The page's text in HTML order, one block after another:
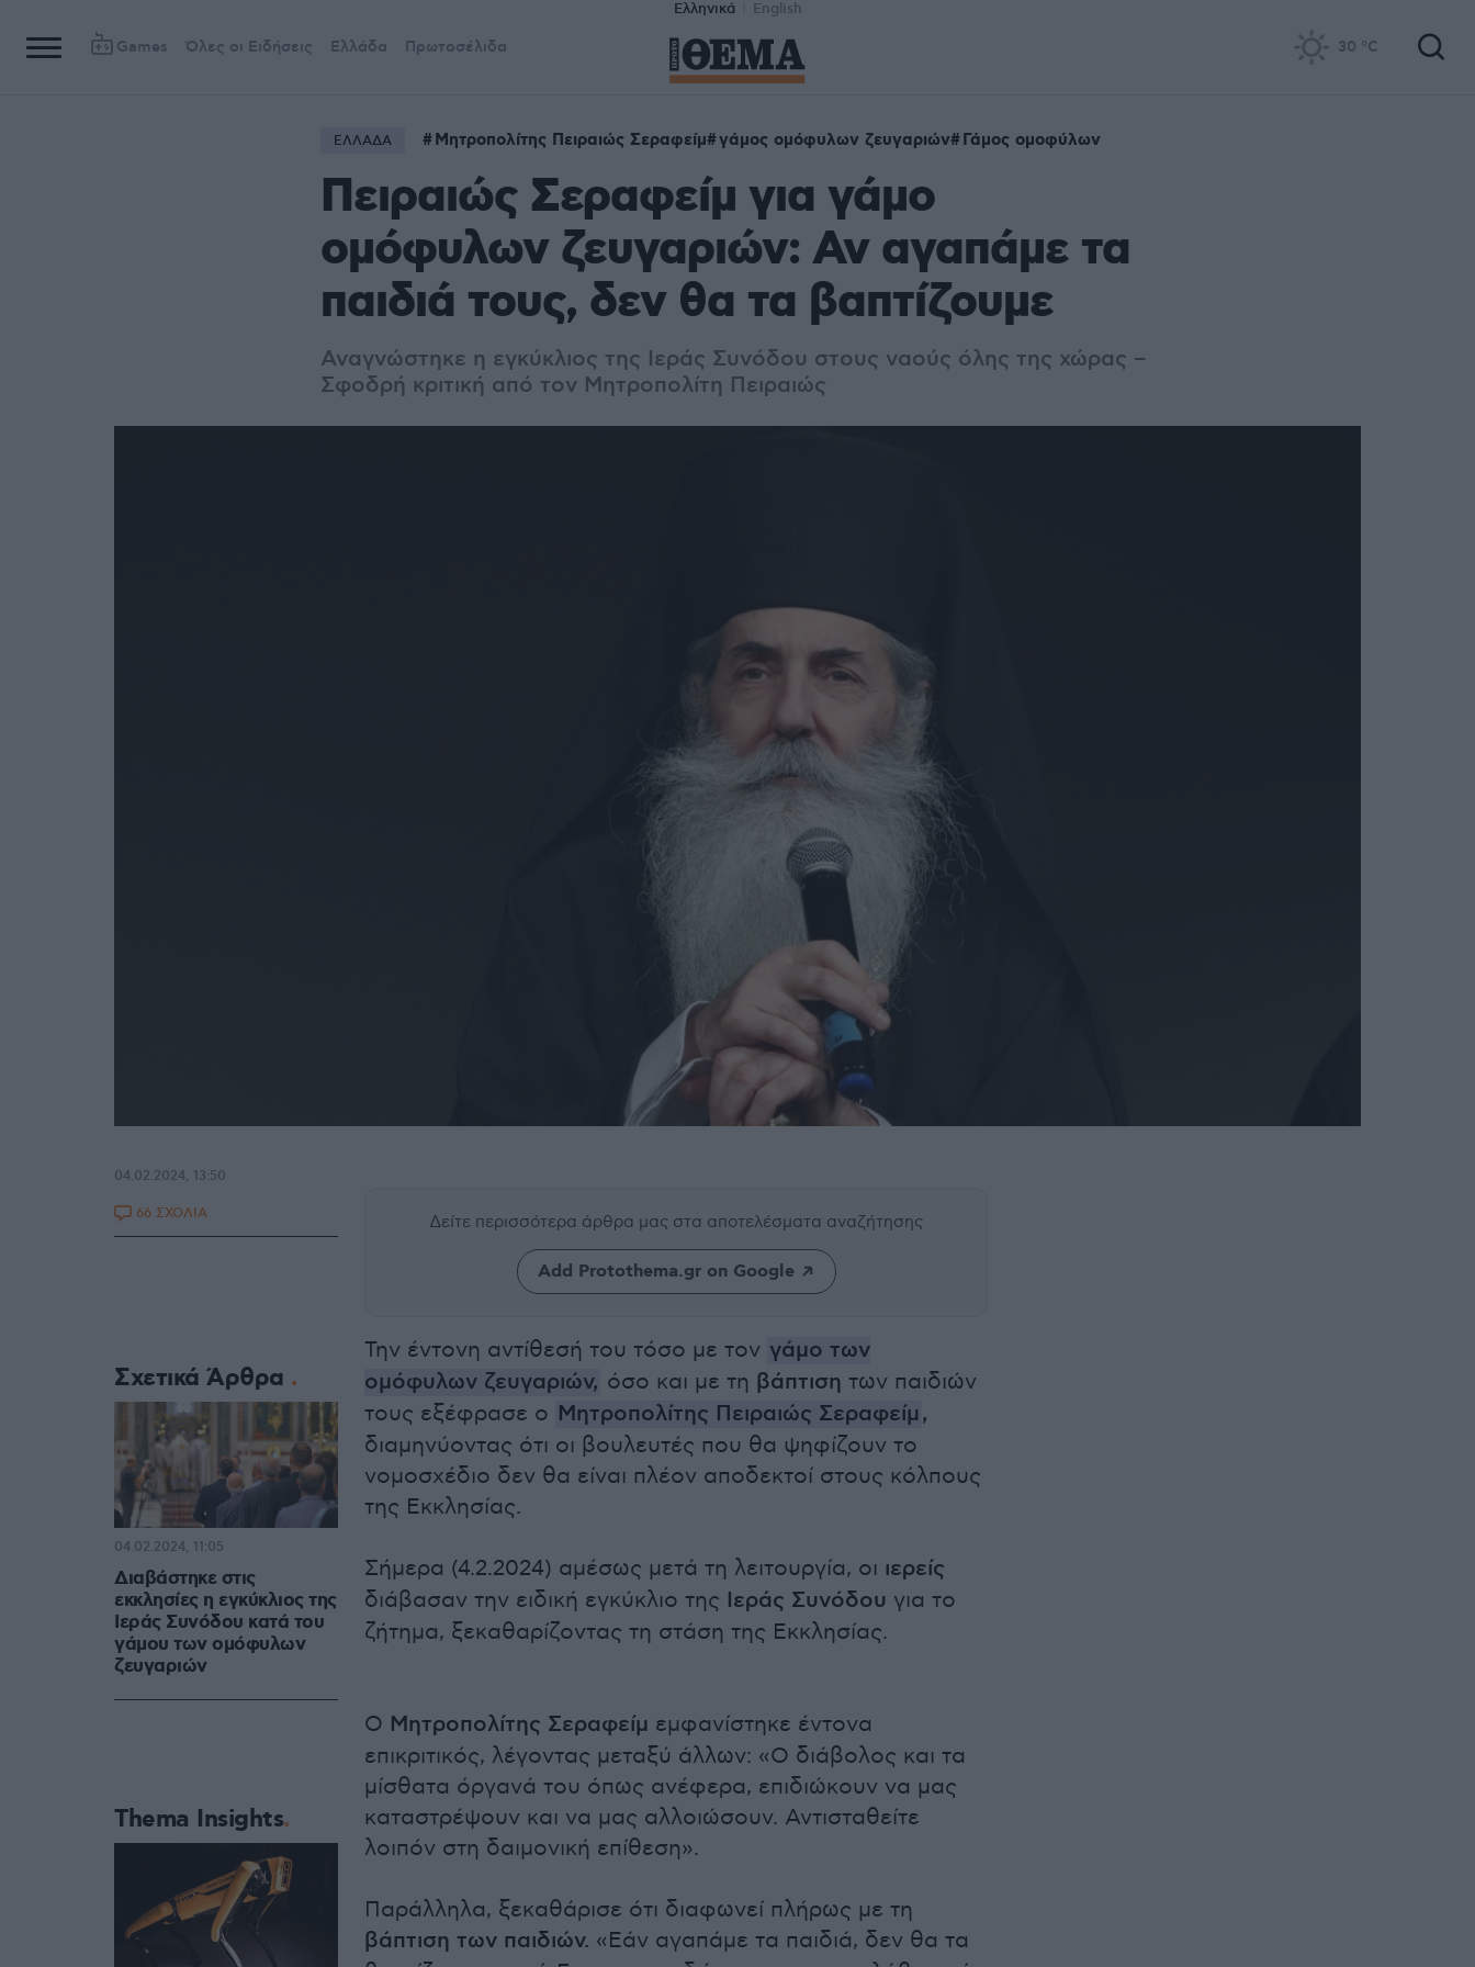
Ελληνικά English
Games Όλες οι Ειδήσεις Ελλάδα Πρωτοσέλιδα 30 °C
ΕΛΛΑΔΑ Μητροπολίτης Πειραιώς Σεραφείμ γάμος ομόφυλων ζευγαριών Γάμος ομοφύλων
Πειραιώς Σεραφείμ για γάμο
ομόφυλων ζευγαριών: Αν αγαπάμε τα
παιδιά τους, δεν θα τα βαπτίζουμε
Αναγνώστηκε η εγκύκλιος της Ιεράς Συνόδου στους ναούς όλης της χώρας –
Σφοδρή κριτική από τον Μητροπολίτη Πειραιώς
Δείτε περισσότερα άρθρα μας στα αποτελέσματα αναζήτησης
Add Protothema.gr on Google
Την έντονη αντίθεσή του τόσο με τον γάμο των
ομόφυλων ζευγαριών, όσο και με τη βάπτιση των παιδιών
τους εξέφρασε ο Μητροπολίτης Πειραιώς Σεραφείμ,
διαμηνύοντας ότι οι βουλευτές που θα ψηφίζουν το
νομοσχέδιο δεν θα είναι πλέον αποδεκτοί στους κόλπους
της Εκκλησίας.
Σήμερα (4.2.2024) αμέσως μετά τη λειτουργία, οι ιερείς
διάβασαν την ειδική εγκύκλιο της Ιεράς Συνόδου για το
ζήτημα, ξεκαθαρίζοντας τη στάση της Εκκλησίας.
Ο Μητροπολίτης Σεραφείμ εμφανίστηκε έντονα
επικριτικός, λέγοντας μεταξύ άλλων: «Ο διάβολος και τα
μίσθατα όργανά του όπως ανέφερα, επιδιώκουν να μας
καταστρέψουν και να μας αλλοιώσουν. Αντισταθείτε
λοιπόν στη δαιμονική επίθεση».
Παράλληλα, ξεκαθάρισε ότι διαφωνεί πλήρως με τη
βάπτιση των παιδιών. «Εάν αγαπάμε τα παιδιά, δεν θα τα
04.02.2024, 13:50
66 ΣΧΟΛΙΑ
Σχετικά Άρθρα
Διαβάστηκε στις
εκκλησίες η εγκύκλιος της
Ιεράς Συνόδου κατά του
γάμου των ομόφυλων
ζευγαριών
04.02.2024, 11:05
Thema Insights